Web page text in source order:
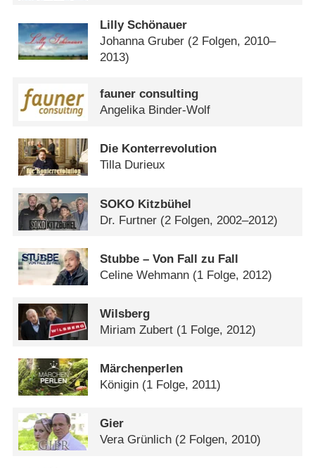
Lilly Schönauer
Johanna Gruber (2 Folgen, 2010–
2013)
fauner consulting
Angelika Binder-Wolf
Die Konterrevolution
Tilla Durieux
SOKO Kitzbühel
Dr. Furtner (2 Folgen, 2002–2012)
Stubbe – Von Fall zu Fall
Celine Wehmann (1 Folge, 2012)
Wilsberg
Miriam Zubert (1 Folge, 2012)
Märchenperlen
Königin (1 Folge, 2011)
Gier
Vera Grünlich (2 Folgen, 2010)